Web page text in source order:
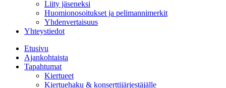
Liity jäseneksi
Huomionosoitukset ja pelimannimerkit
Yhdenvertaisuus
Yhteystiedot
Etusivu
Ajankohtaista
Tapahtumat
Kiertueet
Kiertuehaku & konserttijärjestäjälle